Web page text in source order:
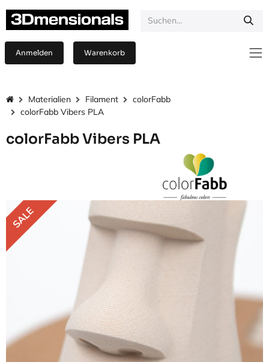
Anmelden Warenkorb
Materialien Filament
colorFabb
colorFabb Vibers PLA
colorFabb Vibers PLA
SALE